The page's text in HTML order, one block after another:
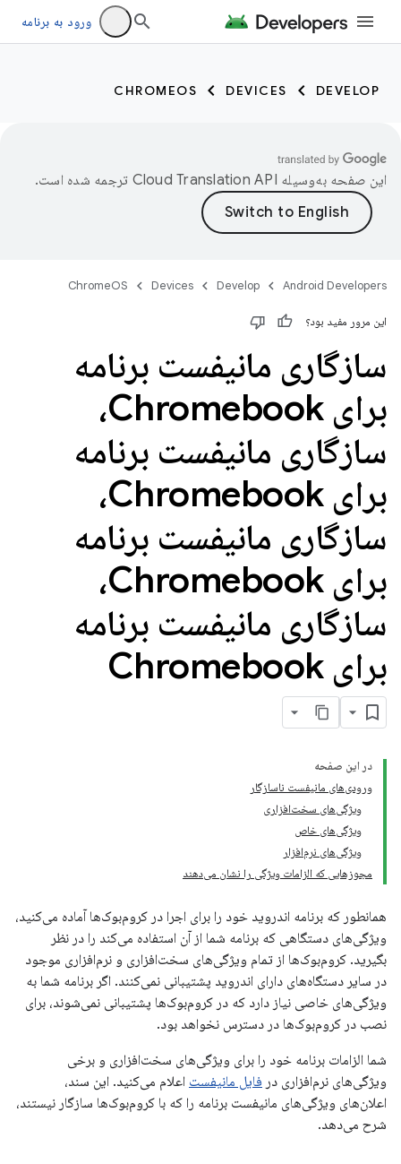
ورود به برنامه
DEVELOP
DEVICES
CHROMEOS
این صفحه به‌وسیله ترجمه شده است.
Android Developers
Develop
Devices
ChromeOS
این مرور مفید بود؟
سازگاری مانیفست برنامه
برای Chromebook،
سازگاری مانیفست برنامه
برای Chromebook،
سازگاری مانیفست برنامه
برای Chromebook،
سازگاری مانیفست برنامه
برای Chromebook
در این صفحه
ورودی‌های مانیفست ناسازگار
ویژگی‌های سخت‌افزاری
ویژگی‌های خاص
ویژگی‌های نرم‌افزار
مجوزهایی که الزامات ویژگی را نشان می‌دهند
همانطور که برنامه اندروید خود را برای اجرا در کروم‌بوک‌ها آماده می‌کنید،
ویژگی‌های دستگاهی که برنامه شما از آن استفاده می‌کند را در نظر
بگیرید. کروم‌بوک‌ها از تمام ویژگی‌های سخت‌افزاری و نرم‌افزاری موجود
در سایر دستگاه‌های دارای اندروید پشتیبانی نمی‌کنند. اگر برنامه شما به
ویژگی‌های خاصی نیاز دارد که در کروم‌بوک‌ها پشتیبانی نمی‌شوند، برای
نصب در کروم‌بوک‌ها در دسترس نخواهد بود.
شما الزامات برنامه خود را برای ویژگی‌های سخت‌افزاری و برخی
ویژگی‌های نرم‌افزاری در فایل مانیفست اعلام می‌کنید. این سند،
اعلان‌های ویژگی‌های مانیفست برنامه را که با کروم‌بوک‌ها سازگار نیستند،
شرح می‌دهد.